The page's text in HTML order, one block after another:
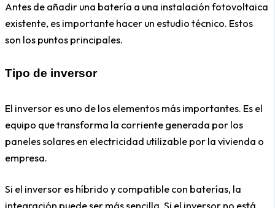
Antes de añadir una batería a una instalación fotovoltaica
existente, es importante hacer un estudio técnico. Estos
son los puntos principales.
Tipo de inversor
El inversor es uno de los elementos más importantes. Es el
equipo que transforma la corriente generada por los
paneles solares en electricidad utilizable por la vivienda o
empresa.
Si el inversor es híbrido y compatible con baterías, la